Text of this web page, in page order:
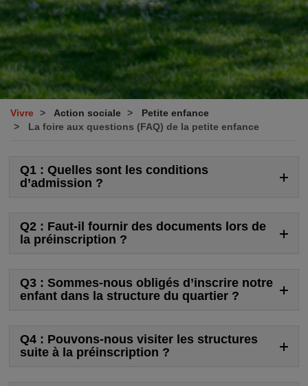
Vivre Action sociale
Petite enfance
La foire aux questions (FAQ) de la petite enfance
Q1 : Quelles sont les conditions
d’admission ?
Q2 : Faut-il fournir des documents lors de
la préinscription ?
Q3 : Sommes-nous obligés d’inscrire notre
enfant dans la structure du quartier ?
Q4 : Pouvons-nous visiter les structures
suite à la préinscription ?